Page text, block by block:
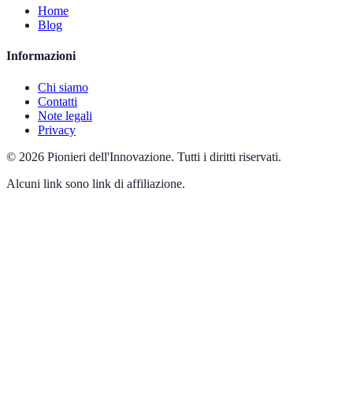
Home
Blog
Informazioni
Chi siamo
Contatti
Note legali
Privacy
© 2026 Pionieri dell'Innovazione. Tutti i diritti riservati.
Alcuni link sono link di affiliazione.